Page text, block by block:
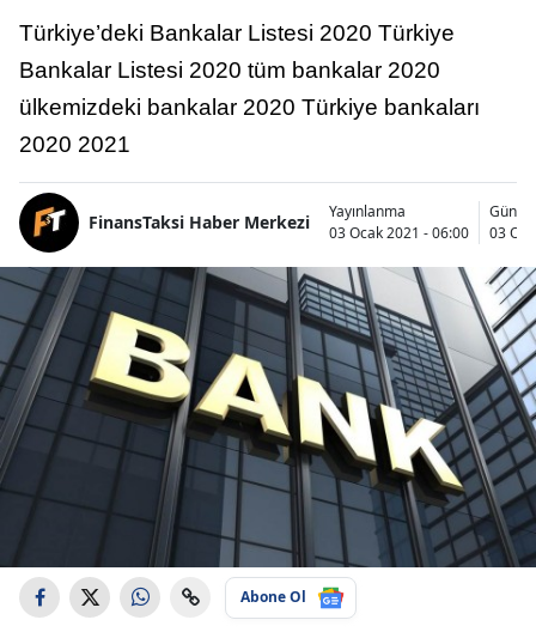
Türkiye’deki Bankalar Listesi 2020 Türkiye
Bankalar Listesi 2020 tüm bankalar 2020
ülkemizdeki bankalar 2020 Türkiye bankaları
2020 2021
FinansTaksi Haber Merkezi
Yayınlanma
03 Ocak 2021 - 06:00
03
Abone Ol